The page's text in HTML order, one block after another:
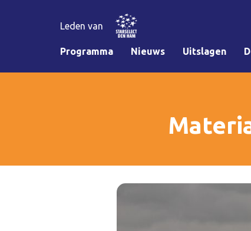
Leden van
Programma Nieuws Uitslagen